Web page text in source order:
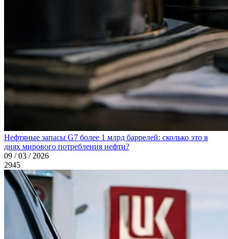
Нефтяные запасы G7 более 1 млрд баррелей: сколько это в
днях мирового потребления нефти?
09 / 03 / 2026
2945